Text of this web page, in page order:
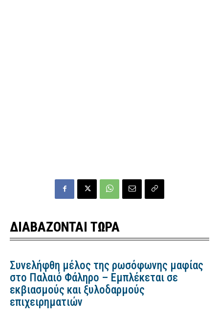
ΔΙΑΒΑΖΟΝΤΑΙ ΤΩΡΑ
Συνελήφθη μέλος της ρωσόφωνης μαφίας
στο Παλαιό Φάληρο – Εμπλέκεται σε
εκβιασμούς και ξυλοδαρμούς
επιχειρηματιών